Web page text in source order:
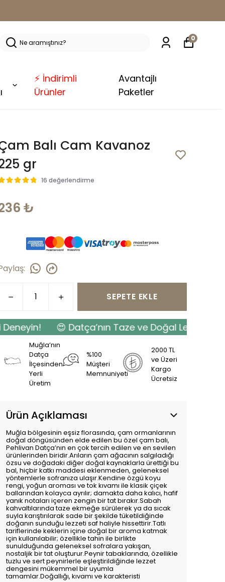
⚡ İndirimli
Ürünler
Avantajlı
Paketler
0
Balı Cam Kavanoz
gr
16 değerlendirme
₺
:
SEPETE EKLE
😍 Datça’nın Taze ve Doğal Lezzetlerini
Muğla’nın
Datça
İlçesinden
Yerli
Üretim
%100
Müşteri
Memnuniyeti
2000 TL
ve Üzeri
Kargo
Ücretsiz
Ürün Açıklaması
Muğla bölgesinin eşsiz florasında, çam ormanlarının
doğal döngüsünden elde edilen bu özel çam balı,
Pehlivan Datça’nın en çok tercih edilen ve en sevilen
ürünlerinden biridir.Arıların çam ağacının salgıladığı
özsu ve doğadaki diğer doğal kaynaklarla ürettiği bu
bal, hiçbir katkı maddesi eklenmeden, geleneksel
yöntemlerle sofranıza ulaşır.Kendine özgü koyu
rengi, yoğun aroması ve tok kıvamı ile klasik çiçek
ballarından kolayca ayrılır; damakta daha kalıcı, hafif
yanık notaları içeren zengin bir tat bırakır.Sabah
kahvaltılarında taze ekmeğe sürülerek ya da sıcak
suyla karıştırılarak sade bir şekilde tüketildiğinde
doğanın sunduğu lezzeti saf haliyle hissettirir.Tatlı
tariflerinde keklerin içine doğal bir aroma katmak
için kullanılabilir; özellikle tahin ile birlikte
sunulduğunda geleneksel sofralara yakışan,
nostaljik bir tat oluşturur.Peynir tabaklarında, özellikle
tuzlu ve sert peynirlerle eşleştirildiğinde lezzet
dengesini mükemmel bir uyumla
tamamlar.Doğallığı, kıvamı ve karakteristi